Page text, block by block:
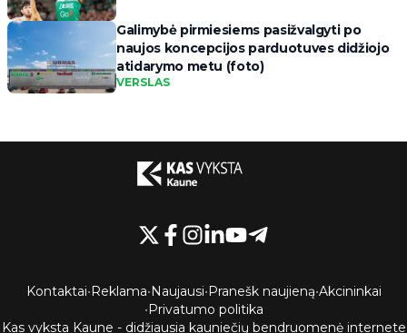
Galimybė pirmiesiems pasižvalgyti po
naujos koncepcijos parduotuves didžiojo
atidarymo metu (foto)
VERSLAS
Kontaktai•Reklama•Naujausi•Pranešk naujieną•Akcininkai
•Privatumo politika
Kas vyksta Kaune - didžiausia kauniečių bendruomenė internete